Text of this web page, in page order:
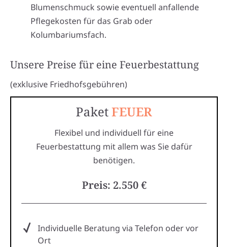
Blumenschmuck sowie eventuell anfallende
Pflegekosten für das Grab oder
Kolumbariumsfach.
Unsere Preise für eine Feuerbestattung
(exklusive Friedhofsgebühren)
PaketFEUER
Flexibel und individuell für eine
Feuerbestattung mit allem was Sie dafür
benötigen.
Preis: 2.550 €
Individuelle Beratung via Telefon oder vor
Ort